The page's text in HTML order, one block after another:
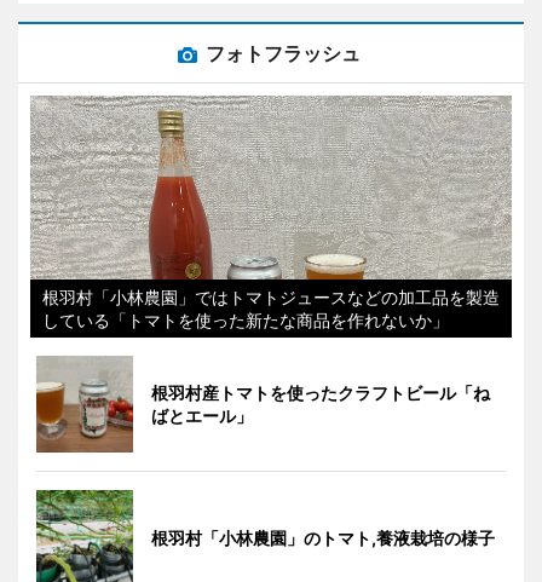
フォトフラッシュ
根羽村「小林農園」ではトマトジュースなどの加工品を製造
している「トマトを使った新たな商品を作れないか」
根羽村産トマトを使ったクラフトビール「ね
ばとエール」
根羽村「小林農園」のトマト,養液栽培の様子